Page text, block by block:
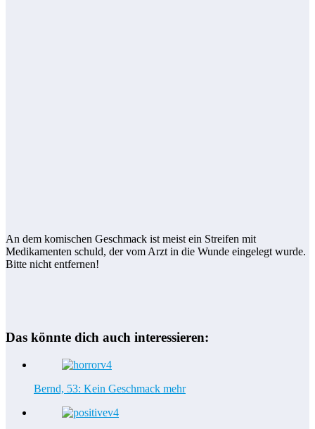
An dem komischen Geschmack ist meist ein Streifen mit
Medikamenten schuld, der vom Arzt in die Wunde eingelegt wurde.
Bitte nicht entfernen!
Das könnte dich auch interessieren:
Bernd, 53: Kein Geschmack mehr